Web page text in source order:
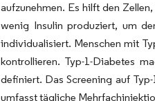
aufzunehmen. Es hilft den
wenig Insulin produziert, um
individualisiert. Menschen mit
kontrollieren. Typ-1-Diabetes
definiert. Das Screening auf
umfasst tägliche